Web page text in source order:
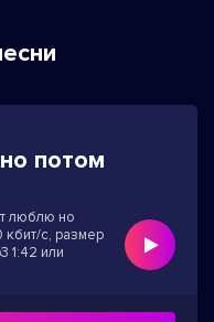
потом
люблю но
кбит/с, размер
1:42 или